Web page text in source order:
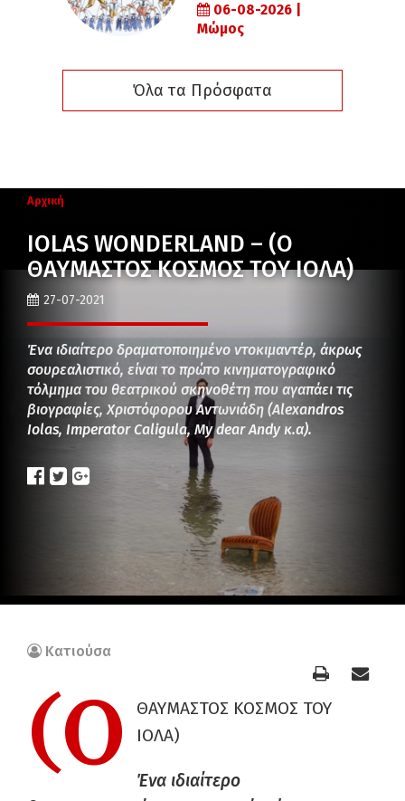
06-08-2026 |
Μώμος
Όλα τα Πρόσφατα
Αρχική
IOLAS WONDERLAND – (Ο
ΘΑΥΜΑΣΤΟΣ ΚΟΣΜΟΣ ΤΟΥ ΙΟΛΑ)
27-07-2021
Ένα ιδιαίτερο δραματοποιημένο ντοκιμαντέρ, άκρως
σουρεαλιστικό, είναι το πρώτο κινηματογραφικό
τόλμημα του θεατρικού σκηνοθέτη που αγαπάει τις
βιογραφίες, Χριστόφορου Αντωνιάδη (Alexandros
Iolas, Imperator Caligula, My dear Andy κ.α).
Κατιούσα
(Ο
ΘΑΥΜΑΣΤΟΣ ΚΟΣΜΟΣ ΤΟΥ
ΙΟΛΑ)
Ένα ιδιαίτερο